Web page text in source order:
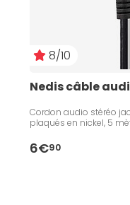
8/10
Nedis câble
Cordon audio stéréo
plaqués en nickel, 5
6€90